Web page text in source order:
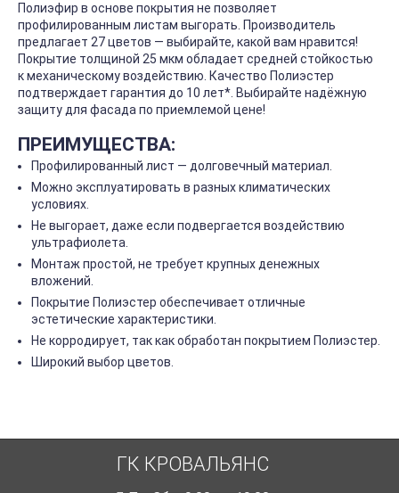
Полиэфир в основе покрытия не позволяет
профилированным листам выгорать. Производитель
предлагает 27 цветов — выбирайте, какой вам нравится!
Покрытие толщиной 25 мкм обладает средней стойкостью
к механическому воздействию. Качество Полиэстер
подтверждает гарантия до 10 лет*. Выбирайте надёжную
защиту для фасада по приемлемой цене!
ПРЕИМУЩЕСТВА:
Профилированный лист — долговечный материал.
Можно эксплуатировать в разных климатических
условиях.
Не выгорает, даже если подвергается воздействию
ультрафиолета.
Монтаж простой, не требует крупных денежных
вложений.
Покрытие Полиэстер обеспечивает отличные
эстетические характеристики.
Не корродирует, так как обработан покрытием Полиэстер.
Широкий выбор цветов.
ГК КРОВАЛЬЯНС